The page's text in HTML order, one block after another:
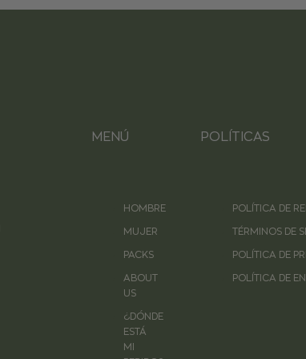
MENÚ
HOMBRE
MUJER
PACKS
ABOUT
US
¿DÓNDE
ESTÁ
MI
POLÍTICAS
POLÍTICA DE
TÉRMINOS DE
POLÍTICA DE
POLÍTICA DE